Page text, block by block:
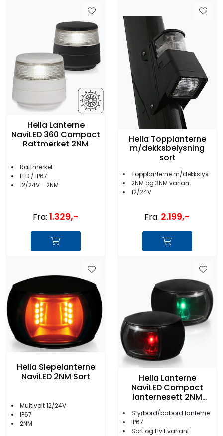
Hella Lanterne
NaviLED 360 Compact
Rattmerket 2NM
Rattmerket
LED / IP67
12/24V - 2NM
Fra: 1.329,-
Hella Topplanterne
m/dekksbelysning
sort
Topplanterne m/dekkslys
2NM og 3NM variant
12/24V
Fra: 2.199,-
Hella Slepelanterne
NaviLED 2NM Sort
Multivolt 12/24V
IP67
2NM
Hella Lanterne
NaviLED Compact
lanternesett 2NM
Styrbord/babord lanterne
IP67
Sort og Hvit variant